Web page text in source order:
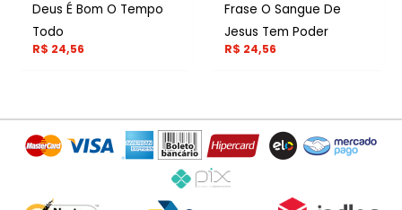
Deus É Bom O Tempo
Todo
R$ 24,56
Frase O Sangue De
Jesus Tem Poder
R$ 24,56